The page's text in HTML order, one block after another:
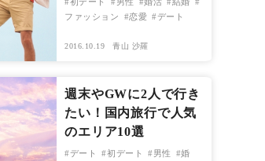
初デート 男性 婚活
結婚
ファッション
恋愛 デート
2016.10.19 青山 沙羅
週末やGWに2人で行き
たい！国内旅行で人気
のエリア10選
デート 初デート 男性
婚